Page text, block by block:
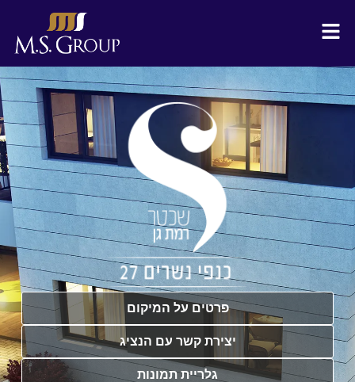
פרטים על המיקום
יצירת קשר עם הנציג
גלריית תמונות